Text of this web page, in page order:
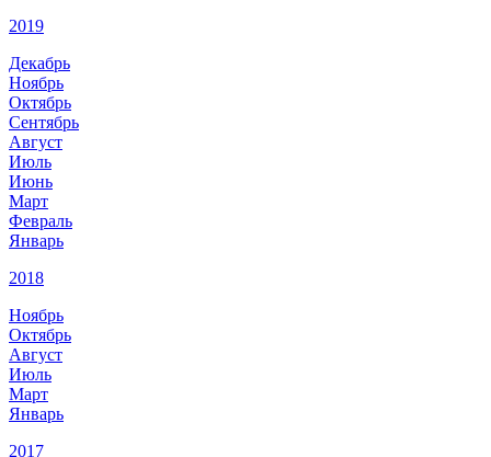
2019
Декабрь
Ноябрь
Октябрь
Сентябрь
Август
Июль
Июнь
Март
Февраль
Январь
2018
Ноябрь
Октябрь
Август
Июль
Март
Январь
2017